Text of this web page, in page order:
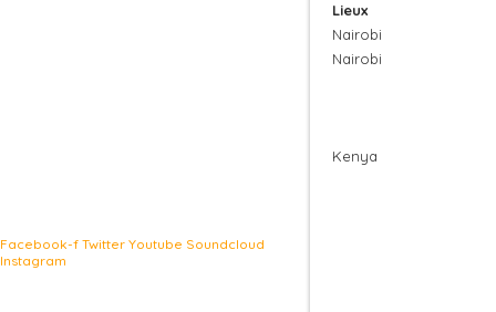
Facebook-f Twitter Youtube Soundcloud
Instagram
Lieux
Nairobi
Nairobi
Kenya